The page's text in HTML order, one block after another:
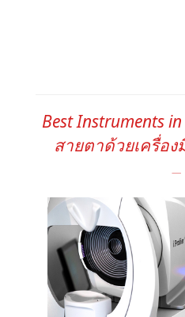
Best Instruments
สายตาด้วยเครื่อ